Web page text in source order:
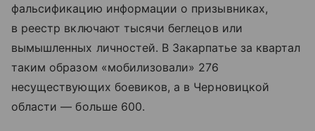
фальсификацию информации о призывниках,
в реестр включают тысячи беглецов или
вымышленных личностей. В Закарпатье за квартал
таким образом «мобилизовали» 276
несуществующих боевиков, а в Черновицкой
области — больше 600.